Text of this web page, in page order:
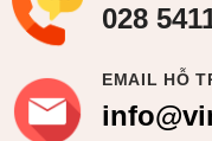
028
EMAIL HỖ